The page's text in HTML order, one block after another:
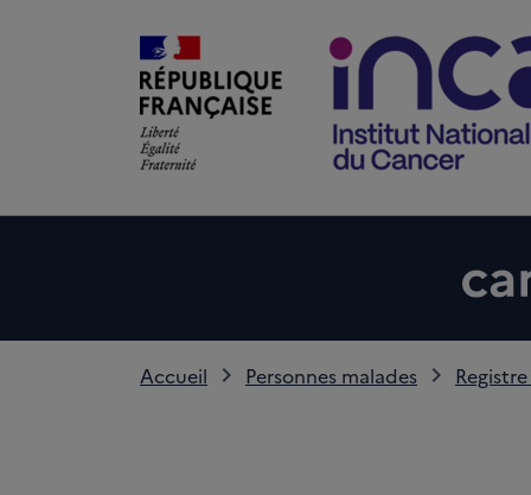
Accueil Personnes malades